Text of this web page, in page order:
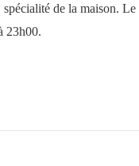
de la maison.
23h00.